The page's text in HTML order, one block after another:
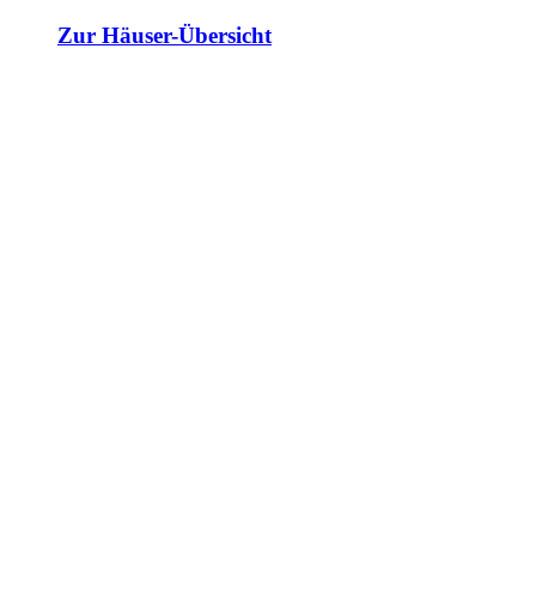
Zur Häuser-Übersicht